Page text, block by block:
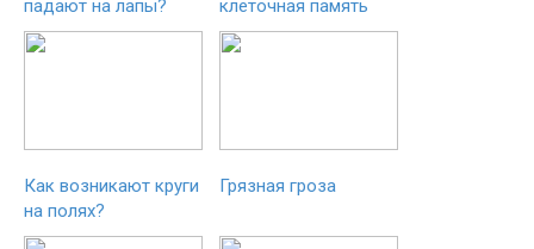
падают на лапы?
клеточная память
Как возникают круги
на полях?
Грязная гроза